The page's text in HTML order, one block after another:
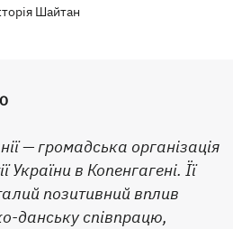
Шайтан
— громадська організація
України в Копенгагені. Її
позитивний вплив
данську співпрацю,